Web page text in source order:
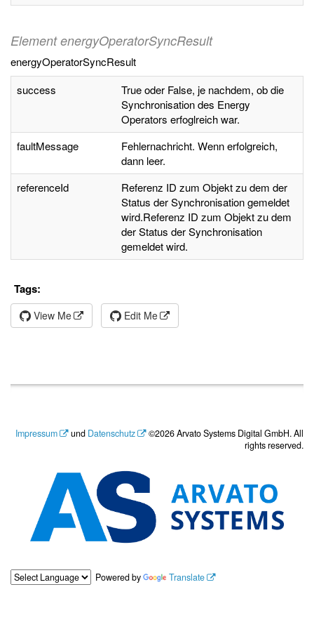
Element energyOperatorSyncResult
energyOperatorSyncResult
success
True oder False, je nachdem, ob die
Synchronisation des Energy
Operators erfoglreich war.
faultMessage
Fehlernachricht. Wenn erfolgreich,
dann leer.
referenceId
Referenz ID zum Objekt zu dem der
Status der Synchronisation gemeldet
wird.Referenz ID zum Objekt zu dem
der Status der Synchronisation
gemeldet wird.
Tags:
View Me Edit Me
Impressum und Datenschutz
©2026 Arvato Systems Digital GmbH. All
rights reserved.
Powered by Translate